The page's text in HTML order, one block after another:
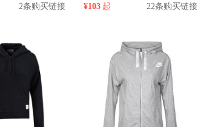
2条购买链接 ¥103 起 22条购买链接